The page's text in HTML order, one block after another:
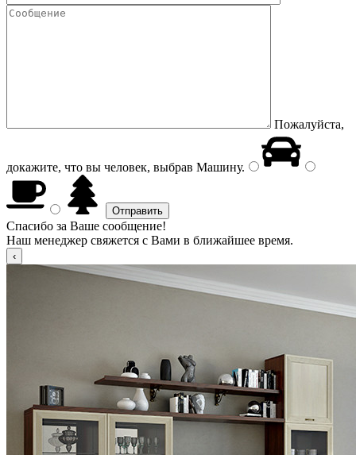
Пожалуйста,
докажите, что вы человек, выбрав Машину.
Спасибо за Ваше сообщение!
Наш менеджер свяжется с Вами в ближайшее время.